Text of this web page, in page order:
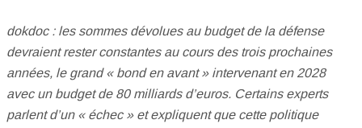
dokdoc : les sommes dévolues au budget de la défense
devraient rester constantes au cours des trois prochaines
années, le grand « bond en avant » intervenant en 2028
avec un budget de 80 milliards d’euros. Certains experts
parlent d’un « échec » et expliquent que cette politique